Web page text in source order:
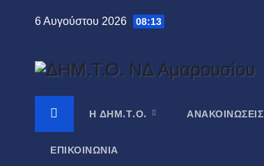
6 Αυγούστου 2026 08:13
Η ΔΗΜ.Τ.Ο. ΑΝΑΚΟΙΝΏΣΕΙΣ
ΕΠΙΚΟΙΝΩΝΊΑ